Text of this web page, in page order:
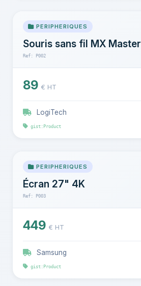
PERIPHERIQUES
Souris sans fil MX Master
Ref: P002
89 € HT
LogiTech
gist:Product
PERIPHERIQUES
Écran 27" 4K
Ref: P003
449 € HT
Samsung
gist:Product